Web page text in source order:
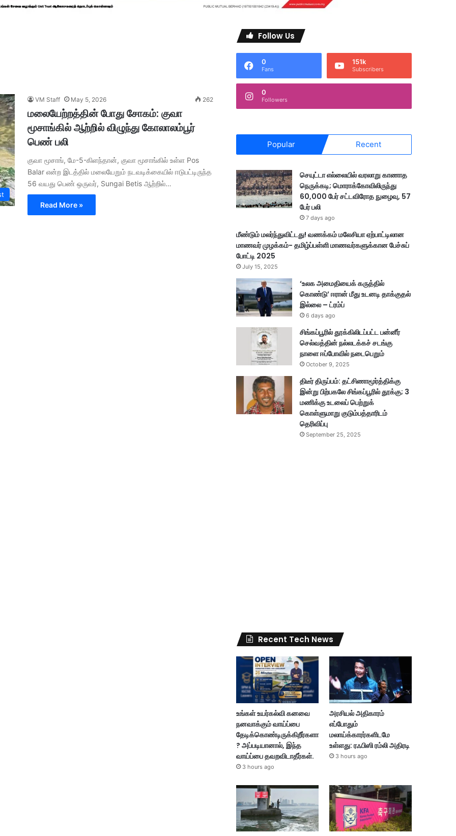
VM Staff May 5, 2026 262
மலையேற்றத்தின் போது சோகம்: குவா
மூசாங்கில் ஆற்றில் விழுந்து கோலாலம்பூர்
பெண் பலி
குவா மூசாங், மே-5-கிளந்தான், குவா மூசாங்கில் உள்ள Pos
Balar என்ற இடத்தில் மலையேறும் நடவடிக்கையில் ஈடுபட்டிருந்த
56 வயது பெண் ஒருவர், Sungai Betis ஆற்றில்…
Read More »
Follow Us
0
Fans
151k
Subscribers
0
Followers
Popular Recent
செயுட்டா எல்லையில் வரலாறு காணாத
நெருக்கடி; மொராக்கோவிலிருந்து
60,000 பேர் சட்டவிரோத நுழைவு, 57
பேர் பலி
7 days ago
மீண்டும் மலர்ந்துவிட்டது! வணக்கம் மலேசியா ஏற்பாட்டிலான
மாணவர் முழக்கம்- தமிழ்ப்பள்ளி மாணவர்களுக்கான பேச்சுப்
போட்டி 2025
July 15, 2025
‘உலக அமைதியைக் கருத்தில்
கொண்டு’ ஈரான் மீது உடனடி தாக்குதல்
இல்லை – ட்ரம்ப்
6 days ago
சிங்கப்பூரில் தூக்கிலிடப்பட்ட பன்னீர்
செல்வத்தின் நல்லடக்கச் சடங்கு
நாளை ஈப்போவில் நடைபெறும்
October 9, 2025
திடீர் திருப்பம்: தட்சிணாமூர்த்திக்கு
இன்று பிற்பகலே சிங்கப்பூரில் தூக்கு; 3
மணிக்கு உடலைப் பெற்றுக்
கொள்ளுமாறு குடும்பத்தாரிடம்
தெரிவிப்பு
September 25, 2025
Recent Tech News
உங்கள் உயர்கல்வி கனவை
நனவாக்கும் வாய்ப்பை
தேடிக்கொண்டிருக்கிறீர்களா
? அப்படியானால், இந்த
வாய்ப்பை தவறவிடாதீர்கள்.
3 hours ago
அரசியல் அதிகாரம்
எப்போதும்
மலாய்க்காரர்களிடமே
உள்ளது: ரஃபிஸி ரம்லி அதிரடி
3 hours ago